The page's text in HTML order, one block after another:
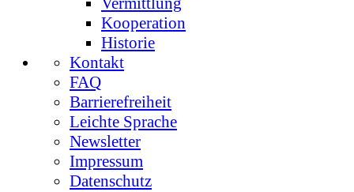
Kooperation
Historie
Kontakt
FAQ
Barrierefreiheit
Leichte Sprache
Newsletter
Impressum
Datenschutz